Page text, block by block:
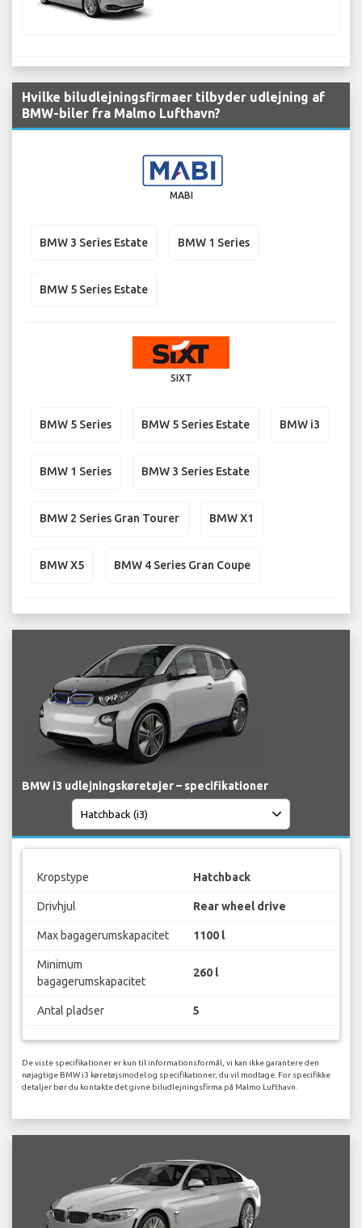
Hvilke biludlejningsfirmaer tilbyder udlejning af
BMW-biler fra Malmo Lufthavn?
MABI
BMW 3 Series Estate BMW 1 Series
BMW 5 Series Estate
SIXT
BMW 5 Series BMW 5 Series Estate BMW i3
BMW 1 Series BMW 3 Series Estate
BMW 2 Series Gran Tourer BMW X1
BMW X5 BMW 4 Series Gran Coupe
BMW i3 udlejningskøretøjer – specifikationer
Kropstype Hatchback
Drivhjul Rear wheel drive
Max bagagerumskapacitet 1100 l
Minimum
bagagerumskapacitet
260 l
Antal pladser 5
De viste specifikationer er kun til informationsformål, vi kan ikke garantere den
nøjagtige BMW i3 køretøjsmodel og specifikationer, du vil modtage. For specifikke
detaljer bør du kontakte det givne biludlejningsfirma på Malmo Lufthavn.